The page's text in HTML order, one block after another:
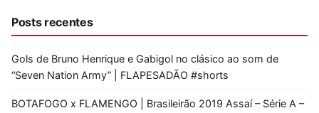
Posts recentes
Gols de Bruno Henrique e Gabigol no clásico ao som de
“Seven Nation Army” | FLAPESADÃO #shorts
BOTAFOGO x FLAMENGO | Brasileirão 2019 Assaí – Série A –